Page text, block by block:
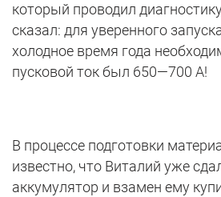
который проводил
сказал: для уверенного
холодное время года
пусковой ток был 650—700 А!
В процессе подготовки
известно, что Виталий уже
аккумулятор и взамен ему